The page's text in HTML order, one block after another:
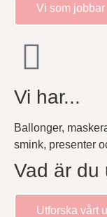
Vi som jobbar
Vi har...
Ballonger,
smink, presenter
Vad är du
Utforska vårt